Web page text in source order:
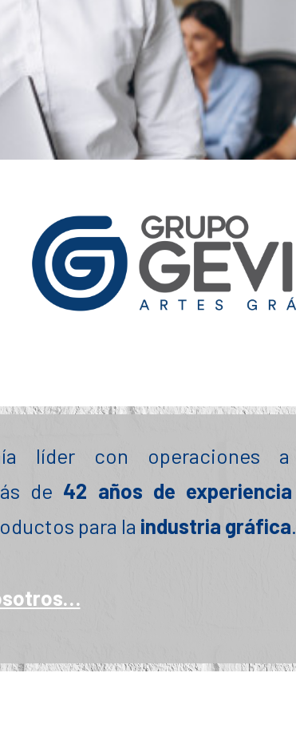
líder con operaciones
de 42 años de experiencia
para la industria gráfica.